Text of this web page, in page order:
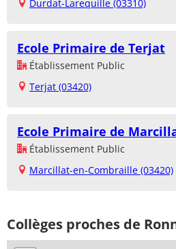
Durdat-Larequille (03310)
Ecole Primaire de Terjat
Établissement Public
Terjat (03420)
Ecole Primaire de
Établissement Public
Marcillat-en-Combraille (03420)
Collèges proches de